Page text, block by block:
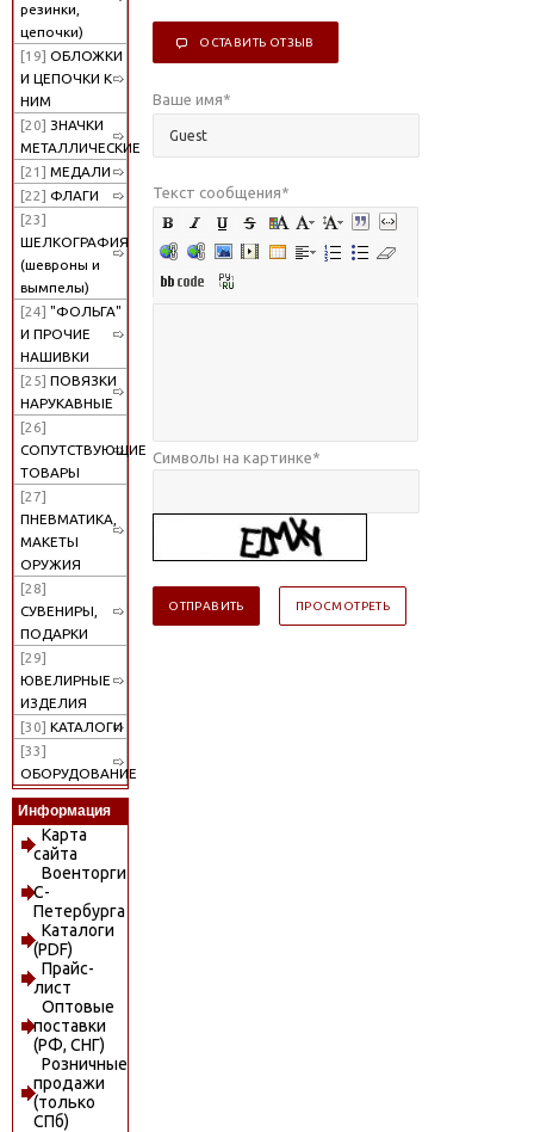
резинки,
цепочки)
[19] ОБЛОЖКИ
И ЦЕПОЧКИ К
НИМ
[20] ЗНАЧКИ
МЕТАЛЛИЧЕСКИЕ
[21] МЕДАЛИ
[22] ФЛАГИ
[23]
ШЕЛКОГРАФИЯ
(шевроны и
вымпелы)
[24] "ФОЛЬГА"
И ПРОЧИЕ
НАШИВКИ
[25] ПОВЯЗКИ
НАРУКАВНЫЕ
[26]
СОПУТСТВУЮЩИЕ
ТОВАРЫ
[27]
ПНЕВМАТИКА,
МАКЕТЫ
ОРУЖИЯ
[28]
СУВЕНИРЫ,
ПОДАРКИ
[29]
ЮВЕЛИРНЫЕ
ИЗДЕЛИЯ
[30] КАТАЛОГИ
[33]
ОБОРУДОВАНИЕ
Информация
Карта
сайта
Военторги
С-
Петербурга
Каталоги
(PDF)
Прайс-
лист
Оптовые
поставки
(РФ, СНГ)
Розничные
продажи
(только
СПб)
ОСТАВИТЬ ОТЗЫВ
Ваше имя*
Текст сообщения*
Символы на картинке*